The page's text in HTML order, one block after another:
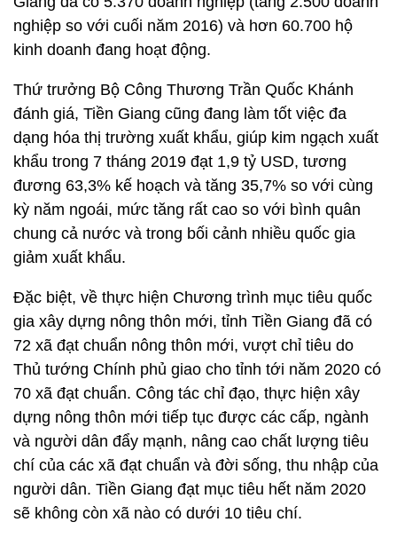
nghiệp so với cuối năm 2016) và hơn 60.700 hộ
kinh doanh đang hoạt động.
Thứ trưởng Bộ Công Thương Trần Quốc Khánh
đánh giá, Tiền Giang cũng đang làm tốt việc đa
dạng hóa thị trường xuất khẩu, giúp kim ngạch xuất
khẩu trong 7 tháng 2019 đạt 1,9 tỷ USD, tương
đương 63,3% kế hoạch và tăng 35,7% so với cùng
kỳ năm ngoái, mức tăng rất cao so với bình quân
chung cả nước và trong bối cảnh nhiều quốc gia
giảm xuất khẩu.
Đặc biệt, về thực hiện Chương trình mục tiêu quốc
gia xây dựng nông thôn mới, tỉnh Tiền Giang đã có
72 xã đạt chuẩn nông thôn mới, vượt chỉ tiêu do
Thủ tướng Chính phủ giao cho tỉnh tới năm 2020 có
70 xã đạt chuẩn. Công tác chỉ đạo, thực hiện xây
dựng nông thôn mới tiếp tục được các cấp, ngành
và người dân đẩy mạnh, nâng cao chất lượng tiêu
chí của các xã đạt chuẩn và đời sống, thu nhập của
người dân. Tiền Giang đạt mục tiêu hết năm 2020
sẽ không còn xã nào có dưới 10 tiêu chí.